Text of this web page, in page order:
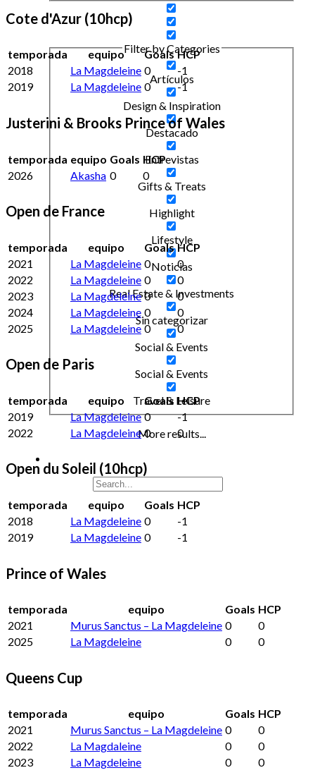
Filter by Categories
Artículos
Design & Inspiration
Destacado
Entrevistas
Gifts & Treats
Highlight
Lifestyle
Noticias
Real Estate & Investments
Sin categorizar
Social & Events
Social & Events
Travel & Leisure
More results...
Cote d'Azur (10hcp)
temporada equipo Goals HCP
2018
La Magdeleine 0
-1
2019
La Magdeleine 0 -1
Justerini & Brooks Prince of Wales
temporada equipo Goals HCP
2026
Akasha 0 0
Open de France
temporada equipo Goals HCP
2021
La Magdeleine 0
0
2022
La Magdeleine 0
0
2023
La Magdeleine 0
0
2024
La Magdeleine 0
0
2025
La Magdeleine 0 0
Open de Paris
temporada equipo Goals HCP
2019
La Magdeleine 0
-1
2022
La Magdeleine 0 0
Open du Soleil (10hcp)
temporada equipo Goals HCP
2018
La Magdeleine 0
-1
2019
La Magdeleine 0 -1
Prince of Wales
temporada equipo Goals HCP
2021
Murus Sanctus – La Magdeleine 0
0
2025
La Magdeleine 0 0
Queens Cup
temporada equipo Goals HCP
2021
Murus Sanctus – La Magdeleine 0
0
2022
La Magdaleine 0
0
2023
La Magdeleine 0
0